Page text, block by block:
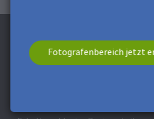
Fotografenbereich jetzt